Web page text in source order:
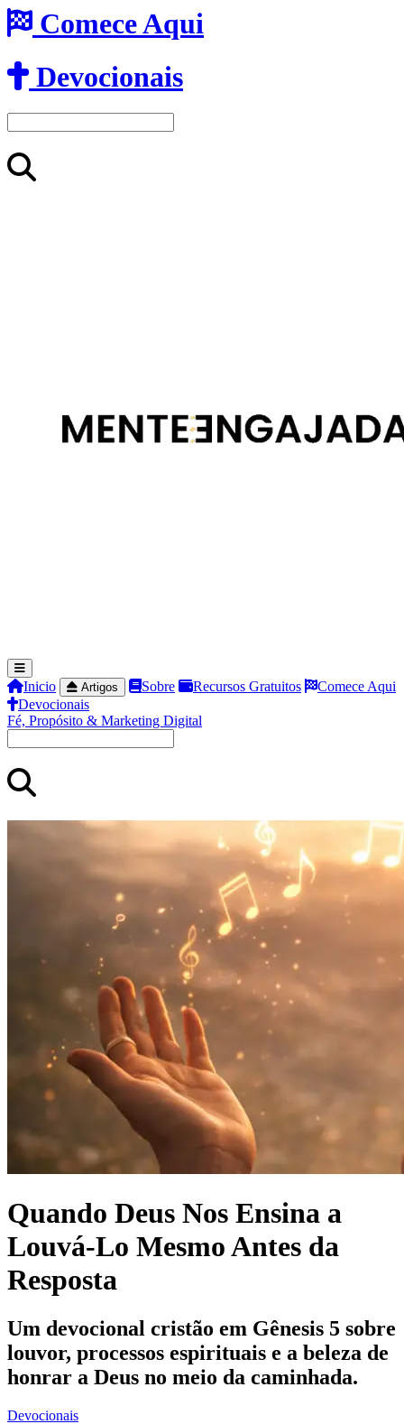
Comece Aqui
Devocionais
Inicio Artigos Sobre Recursos Gratuitos
Comece Aqui
Devocionais
Fé, Propósito & Marketing Digital
Quando Deus Nos Ensina a
Louvá-Lo Mesmo Antes da
Resposta
Um devocional cristão em Gênesis 5 sobre
louvor, processos espirituais e a beleza de
honrar a Deus no meio da caminhada.
Devocionais